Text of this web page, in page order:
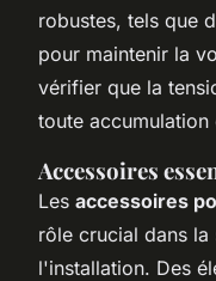
robustes, tels que
pour maintenir la
vérifier que la
toute
Accessoires
Les accessoires
rôle crucial dans
l'installation. Des